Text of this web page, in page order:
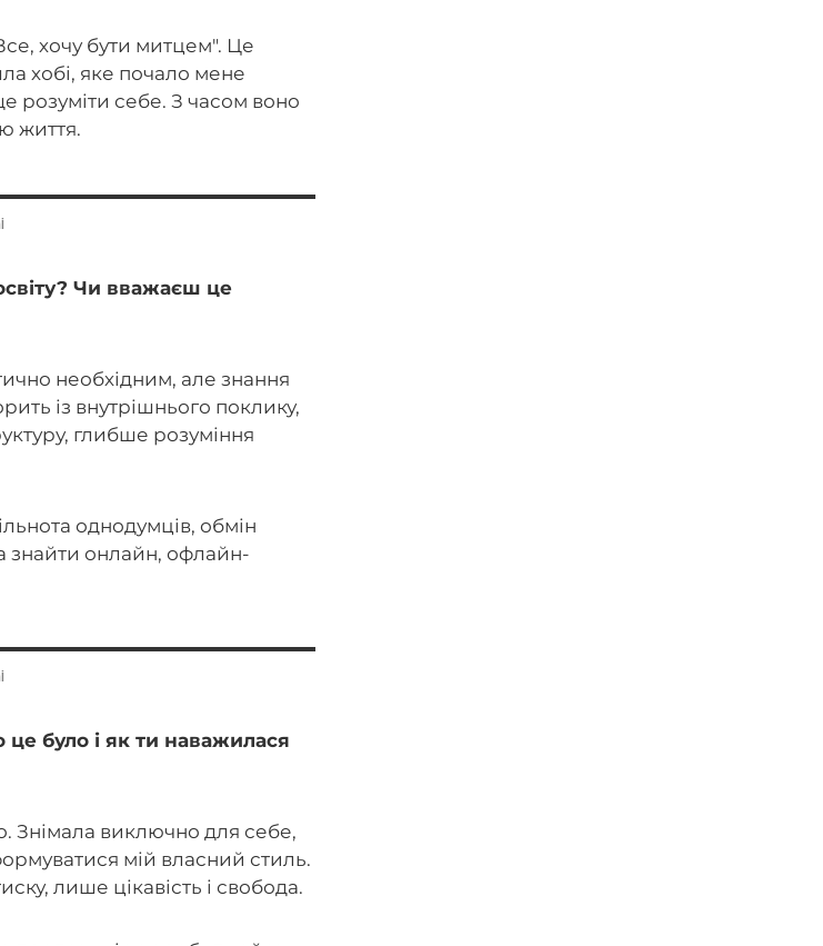
хочу бути митцем". Це
хобі, яке почало мене
розуміти себе. З часом воно
життя.
Чи вважаєш це
необхідним, але знання
із внутрішнього поклику,
глибше розуміння
однодумців, обмін
знайти онлайн, офлайн-
було і як ти наважилася
Знімала виключно для себе,
мій власний стиль.
лише цікавість і свобода.